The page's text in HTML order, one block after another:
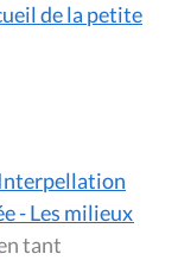
de la petite
- Les milieux
tant